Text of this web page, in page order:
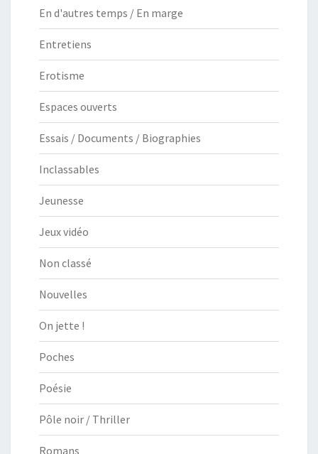
En d'autres temps / En marge
Entretiens
Erotisme
Espaces ouverts
Essais / Documents / Biographies
Inclassables
Jeunesse
Jeux vidéo
Non classé
Nouvelles
On jette !
Poches
Poésie
Pôle noir / Thriller
Romans